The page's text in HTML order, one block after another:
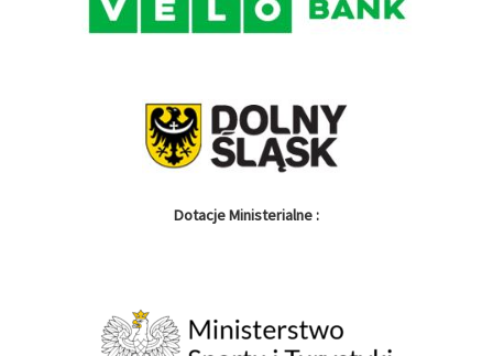
Dotacje Ministerialne :